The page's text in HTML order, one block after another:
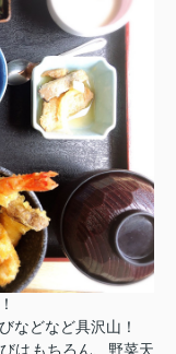
などなど具沢山！
はもちろん、野菜天